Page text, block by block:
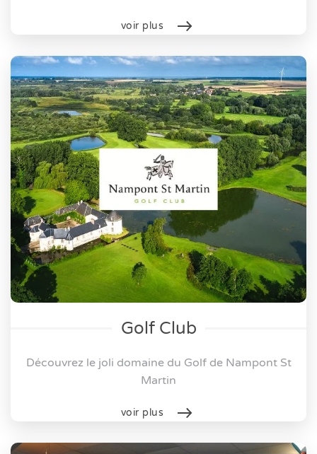
voir plus
Golf Club
Découvrez le joli domaine du Golf de Nampont St
Martin
voir plus